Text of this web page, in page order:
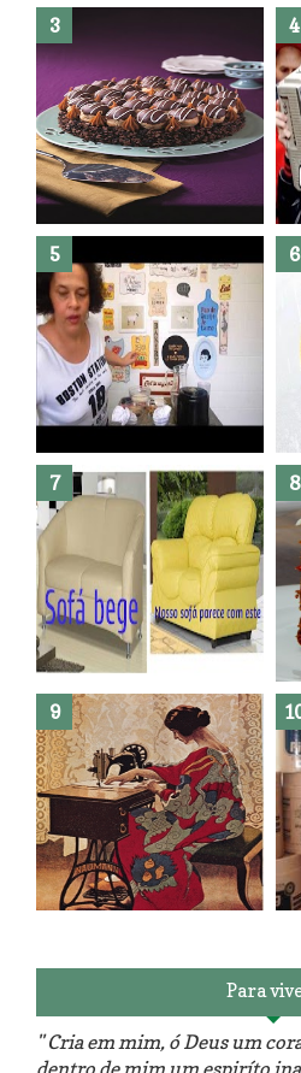
Banheiro novo por menos de
R$300,00 ?? E sem quebra
quebra ??( Editado)
Dez bolos pra fazer antes de
morrer !
O
Reforma do sofá, agora é em
patchwork!
Para
" Cria em mim, ó Deus um